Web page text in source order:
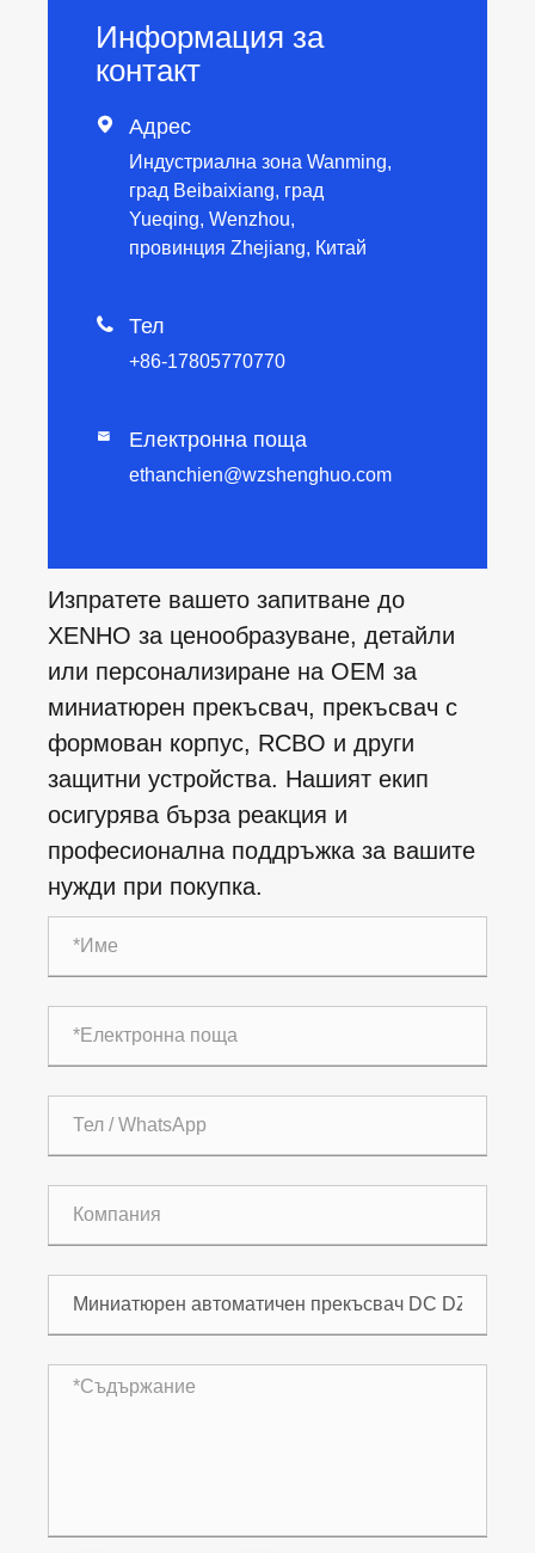
Информация за
контакт
 Адрес
Индустриална зона Wanming,
град Beibaixiang, град
Yueqing, Wenzhou,
провинция Zhejiang, Китай
 Тел
+86-17805770770
 Електронна поща
ethanchien@wzshenghuo.com
Изпратете вашето запитване до
XENHO за ценообразуване, детайли
или персонализиране на OEM за
миниатюрен прекъсвач, прекъсвач с
формован корпус, RCBO и други
защитни устройства. Нашият екип
осигурява бърза реакция и
професионална поддръжка за вашите
нужди при покупка.